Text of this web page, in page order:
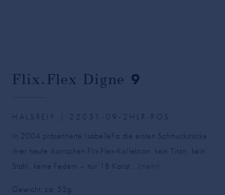
Flix.Flex Digne 9
HALSREIF | 22031-09-2HLR-ROS
In 2004 präsentierte IsabelleFa die ersten Schmuckstücke
ihrer heute ikonischen Flix.Flex-Kollektion: kein Titan, kein
Stahl, keine Federn – nur 18 Karat
...(mehr)
Gewicht: ca. 52g